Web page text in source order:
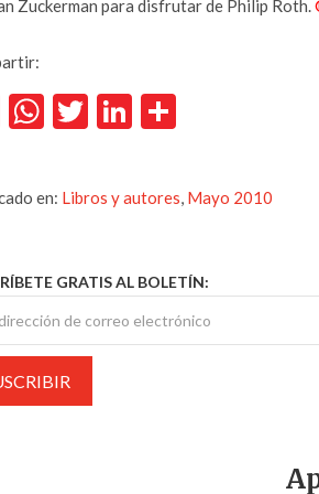
Zuckerman para disfrutar de Philip Roth.
Facebook
WhatsApp
TwitterLinkedIn
en: Libros y autores, Mayo 2010
GRATIS AL BOLETÍN: